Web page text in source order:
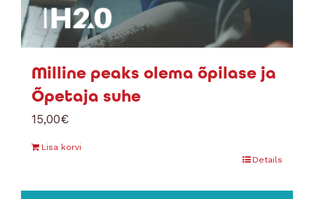
Milline peaks olema õpilase ja
Õpetaja suhe
15,00€
Lisa korvi
Details